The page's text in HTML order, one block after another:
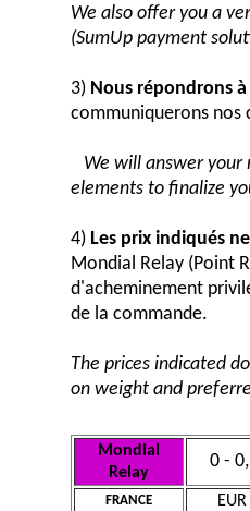
We also offer you a
(SumUp payment
3) Nous répondrons
communiquerons nos
We will answer
elements to finalize
4) Les prix indiqués
Mondial Relay (Point
d'acheminement
de la commande.
The prices indicated
on weight and
Mondial
Relay
0 -
FRANCE